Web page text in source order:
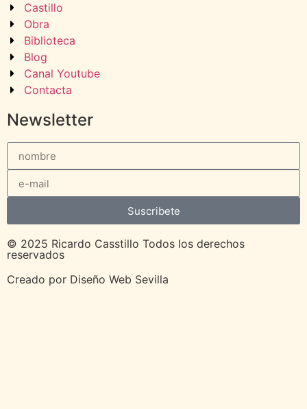
Castillo
Obra
Biblioteca
Blog
Canal Youtube
Contacta
Newsletter
Suscribete
© 2025 Ricardo Casstillo Todos los derechos
reservados
Creado por Diseño Web Sevilla